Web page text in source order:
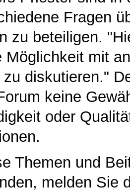
Fragen
zu beteiligen.
Möglichkeit mit
zu diskutieren."
keine
oder
Themen und
melden Sie